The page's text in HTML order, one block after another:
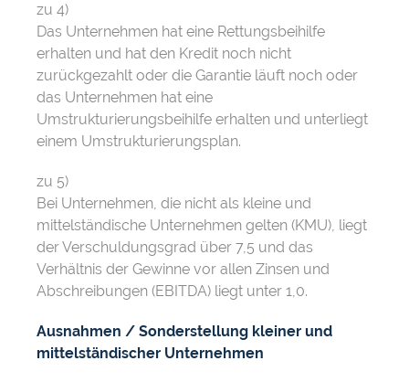
zu 4)
Das Unternehmen hat eine Rettungsbeihilfe
erhalten und hat den Kredit noch nicht
zurückgezahlt oder die Garantie läuft noch oder
das Unternehmen hat eine
Umstrukturierungsbeihilfe erhalten und unterliegt
einem Umstrukturierungsplan.
zu 5)
Bei Unternehmen, die nicht als kleine und
mittelständische Unternehmen gelten (KMU), liegt
der Verschuldungsgrad über 7,5 und das
Verhältnis der Gewinne vor allen Zinsen und
Abschreibungen (EBITDA) liegt unter 1,0.
Ausnahmen / Sonderstellung kleiner und
mittelständischer Unternehmen